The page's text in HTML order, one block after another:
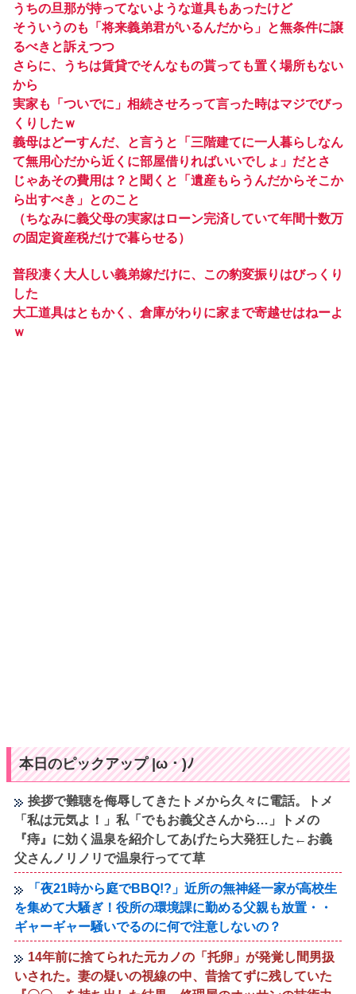
うちの旦那が持ってないような道具もあったけど
そういうのも「将来義弟君がいるんだから」と無条件に譲
るべきと訴えつつ
さらに、うちは賃貸でそんなもの貰っても置く場所もない
から
実家も「ついでに」相続させろって言った時はマジでびっ
くりしたｗ
義母はどーすんだ、と言うと「三階建てに一人暮らしなん
て無用心だから近くに部屋借りればいいでしょ」だとさ
じゃあその費用は？と聞くと「遺産もらうんだからそこか
ら出すべき」とのこと
（ちなみに義父母の実家はローン完済していて年間十数万
の固定資産税だけで暮らせる）
普段凄く大人しい義弟嫁だけに、この豹変振りはびっくり
した
大工道具はともかく、倉庫がわりに家まで寄越せはねーよ
ｗ
本日のピックアップ |ω・)ﾉ
挨拶で難聴を侮辱してきたトメから久々に電話。トメ
「私は元気よ！」私「でもお義父さんから…」トメの
『痔』に効く温泉を紹介してあげたら大発狂した←お義
父さんノリノリで温泉行ってて草
「夜21時から庭でBBQ!?」近所の無神経一家が高校生
を集めて大騒ぎ！役所の環境課に勤める父親も放置・・
ギャーギャー騒いでるのに何で注意しないの？
14年前に捨てられた元カノの「托卵」が発覚し間男扱
いされた。妻の疑いの視線の中、昔捨てずに残していた